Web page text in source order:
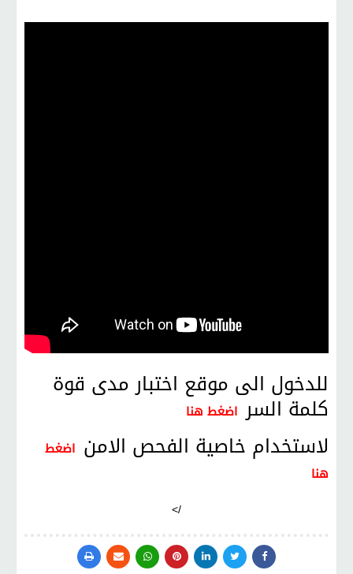
للدخول الى موقع اختبار مدى قوة
كلمة السر اضغط هنا
لاستخدام خاصية الفحص الامن اضغط
هنا
/>